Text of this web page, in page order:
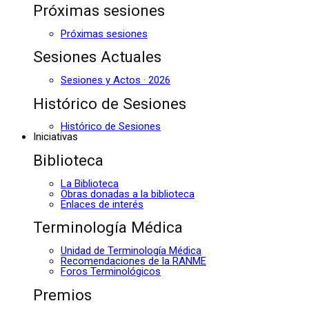
Próximas sesiones
Próximas sesiones
Sesiones Actuales
Sesiones y Actos · 2026
Histórico de Sesiones
Histórico de Sesiones
Iniciativas
Biblioteca
La Biblioteca
Obras donadas a la biblioteca
Enlaces de interés
Terminología Médica
Unidad de Terminología Médica
Recomendaciones de la RANME
Foros Terminológicos
Premios